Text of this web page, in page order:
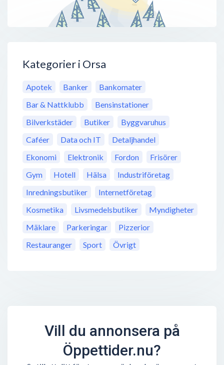
Kategorier i Orsa
Apotek Banker
Bankomater
Bar & Nattklubb
Bensinstationer
Bilverkstäder
Butiker
Byggvaruhus
Caféer
Data och IT
Detaljhandel
Ekonomi
Elektronik Fordon
Frisörer
Gym
Hotell Hälsa
Industriföretag
Inredningsbutiker
Internetföretag
Kosmetika
Livsmedelsbutiker
Myndigheter
Mäklare
Parkeringar
Pizzerior
Restauranger
Sport Övrigt
Vill du annonsera på
Öppettider.nu?